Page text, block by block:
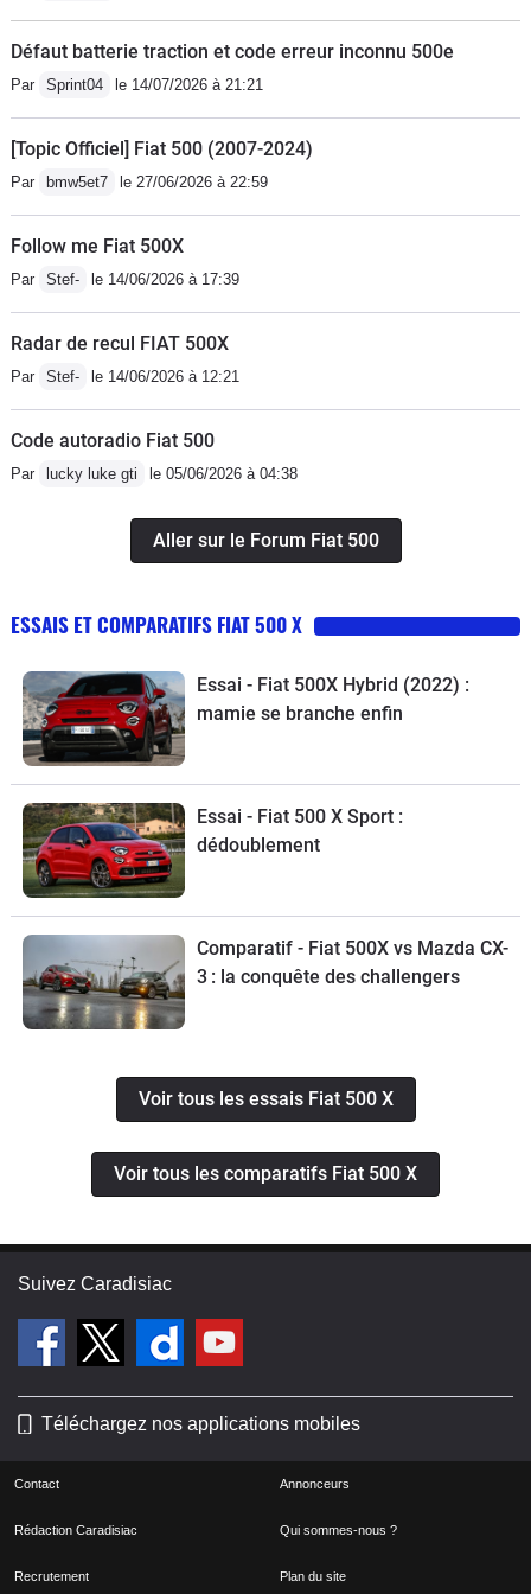
Défaut batterie traction et code erreur inconnu 500e
Par Sprint04 le 14/07/2026 à 21:21
[Topic Officiel] Fiat 500 (2007-2024)
Par bmw5et7 le 27/06/2026 à 22:59
Follow me Fiat 500X
Par Stef- le 14/06/2026 à 17:39
Radar de recul FIAT 500X
Par Stef- le 14/06/2026 à 12:21
Code autoradio Fiat 500
Par lucky luke gti le 05/06/2026 à 04:38
Aller sur le Forum Fiat 500
ESSAIS ET COMPARATIFS FIAT 500 X
Essai - Fiat 500X Hybrid (2022) :
mamie se branche enfin
Essai - Fiat 500 X Sport :
dédoublement
Comparatif - Fiat 500X vs Mazda CX-
3 : la conquête des challengers
Voir tous les essais Fiat 500 X
Voir tous les comparatifs Fiat 500 X
Suivez Caradisiac
Téléchargez nos applications mobiles
Contact Annonceurs
Rédaction Caradisiac Qui sommes-nous ?
Recrutement Plan du site